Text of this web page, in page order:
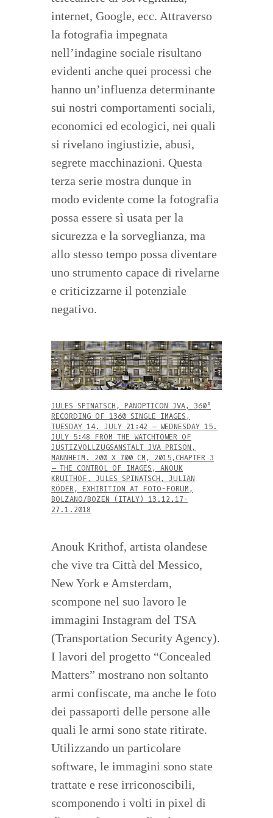
internet, Google, ecc. Attraverso
la fotografia impegnata
nell’indagine sociale risultano
evidenti anche quei processi che
hanno un’influenza determinante
sui nostri comportamenti sociali,
economici ed ecologici, nei quali
si rivelano ingiustizie, abusi,
segrete macchinazioni. Questa
terza serie mostra dunque in
modo evidente come la fotografia
possa essere sì usata per la
sicurezza e la sorveglianza, ma
allo stesso tempo possa diventare
uno strumento capace di rivelarne
e criticizzarne il potenziale
negativo.
JULES SPINATSCH, PANOPTICON JVA, 360°
RECORDING OF 1360 SINGLE IMAGES,
TUESDAY 14. JULY 21:42 – WEDNESDAY 15.
JULY 5:48 FROM THE WATCHTOWER OF
JUSTIZVOLLZUGSANSTALT JVA PRISON,
MANNHEIM. 200 X 700 CM, 2015,CHAPTER 3
– THE CONTROL OF IMAGES, ANOUK
KRUITHOF, JULES SPINATSCH, JULIAN
RÖDER, EXHIBITION AT FOTO-FORUM,
BOLZANO/BOZEN (ITALY) 13.12.17-
27.1.2018
Anouk Krithof, artista olandese
che vive tra Città del Messico,
New York e Amsterdam,
scompone nel suo lavoro le
immagini Instagram del TSA
(Transportation Security Agency).
I lavori del progetto “Concealed
Matters” mostrano non soltanto
armi confiscate, ma anche le foto
dei passaporti delle persone alle
quali le armi sono state ritirate.
Utilizzando un particolare
software, le immagini sono state
trattate e rese irriconoscibili,
scomponendo i volti in pixel di